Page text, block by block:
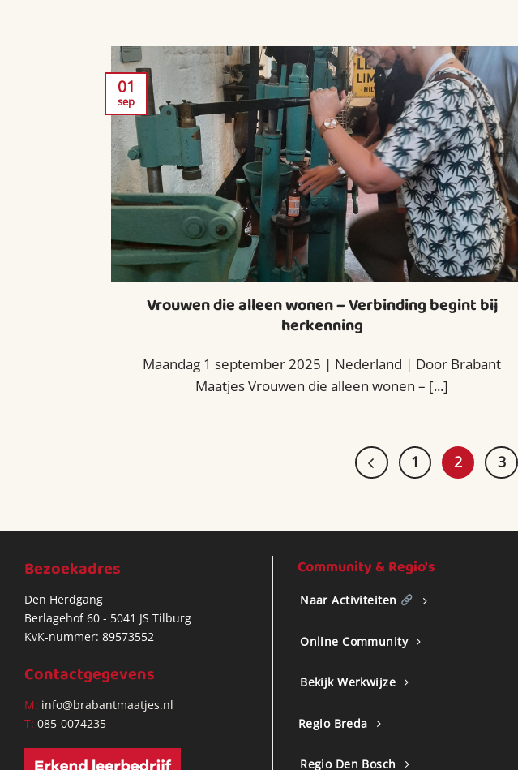
Vrouwen die alleen wonen – Verbinding begint bij
herkenning
Maandag 1 september 2025 | Nederland | Door Brabant
Maatjes Vrouwen die alleen wonen – [...]
01
sep
1 2 3
Bezoekadres
Den Herdgang
Berlagehof 60 - 5041 JS Tilburg
KvK-nummer: 89573552
Contactgegevens
M: info@brabantmaatjes.nl
T: 085-0074235
Community & Regio's
Naar Activiteiten
Online Community
Bekijk Werkwijze
Regio Breda
Regio Den Bosch